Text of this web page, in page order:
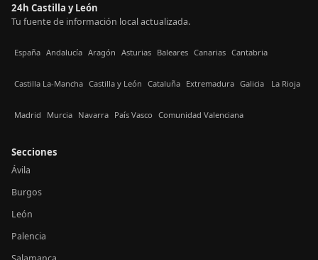
24h Castilla y León
Tu fuente de información local actualizada.
España Andalucía Aragón Asturias Baleares Canarias Cantabria
Castilla La-Mancha Castilla y León Cataluña Extremadura Galicia La Rioja
Madrid Murcia Navarra País Vasco Comunidad Valenciana
Secciones
Ávila
Burgos
León
Palencia